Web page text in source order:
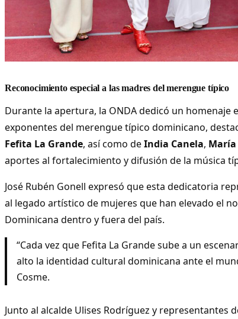
Reconocimiento especial a las madres del merengue típico
Durante la apertura, la ONDA dedicó un homenaje
exponentes del merengue típico dominicano,
Fefita La Grande, así como deIndia Canela, María
aportes al fortalecimiento y difusión de la música
José Rubén Gonell expresó que esta dedicatoria
al legado artístico de mujeres que han elevado el
Dominicana dentro y fuera del país.
“Cada vez que Fefita La Grande sube a un
alto la identidad cultural dominicana ante el
Cosme.
Junto al alcalde Ulises Rodríguez y representantes